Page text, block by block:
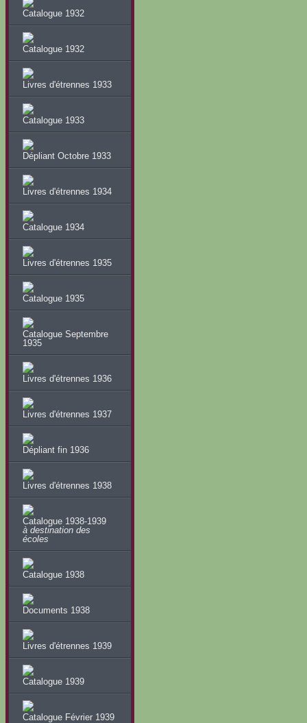
Catalogue 1932
Catalogue 1932
Livres d'étrennes 1933
Catalogue 1933
Dépliant Octobre 1933
Livres d'étrennes 1934
Catalogue 1934
Livres d'étrennes 1935
Catalogue 1935
Catalogue Septembre
1935
Livres d'étrennes 1936
Livres d'étrennes 1937
Dépliant fin 1936
Livres d'étrennes 1938
Catalogue 1938-1939
à destination des
écoles
Catalogue 1938
Documents 1938
Livres d'étrennes 1939
Catalogue 1939
Catalogue Février 1939